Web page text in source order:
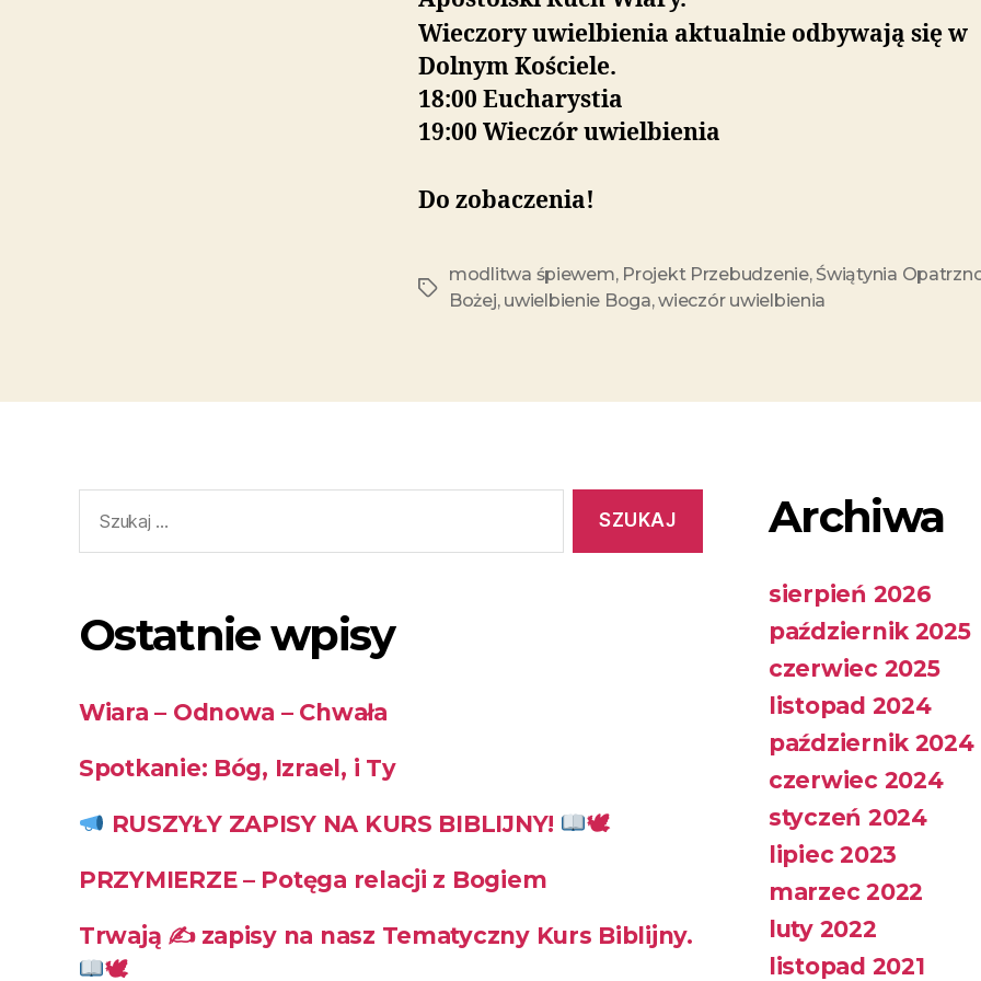
Wieczory uwielbienia aktualnie odbywają się w
Dolnym Kościele.
18:00 Eucharystia
19:00 Wieczór uwielbienia
Do zobaczenia!
modlitwa śpiewem, Projekt Przebudzenie, Świątynia
Bożej, uwielbienie Boga,wieczór uwielbienia
Ostatnie wpisy
Wiara – Odnowa – Chwała
Spotkanie: Bóg, Izrael, i Ty
RUSZYŁY ZAPISY NA KURS BIBLIJNY! 🕊
PRZYMIERZE – Potęga relacji z Bogiem
Trwają ✍zapisy na nasz Tematyczny Kurs Biblijny.
🕊
Archiwa
sierpień 2026
październik 2025
czerwiec 2025
listopad 2024
październik 2024
czerwiec 2024
styczeń 2024
lipiec 2023
marzec 2022
luty 2022
listopad 2021